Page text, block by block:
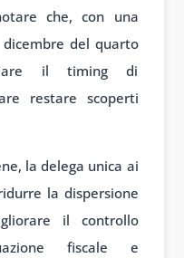
che, con una
del quarto
il timing di
restare scoperti
la delega unica ai
la dispersione
il controllo
fiscale e